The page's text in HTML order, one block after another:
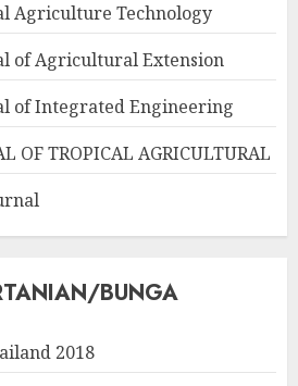
Agriculture Technology
of Agricultural Extension
of Integrated Engineering
OF TROPICAL AGRICULTURAL
BUNGA
2018